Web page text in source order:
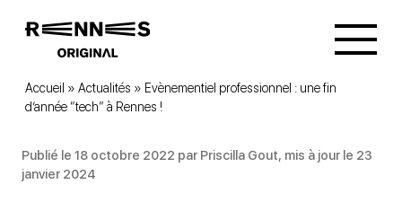
Accueil » Actualités » Evènementiel professionnel : une fin
d’année “tech” à Rennes !
Publié le 18 octobre 2022 par Priscilla Gout, mis à jour le 23
janvier 2024